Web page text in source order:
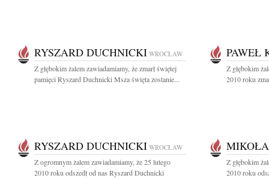
RYSZARD DUCHNICKI WROCŁAW
Z głębokim żalem zawiadamiamy, że zmarł świętej
pamięci Ryszard Duchnicki Msza święta zostanie...
PAWEŁ
Z głębokim
2010 roku
RYSZARD DUCHNICKI WROCŁAW
Z ogromnym żalem zawiadamiamy, że 25 lutego
2010 roku odszedł od nas Ryszard Duchnicki
Z głębokim
2010 roku